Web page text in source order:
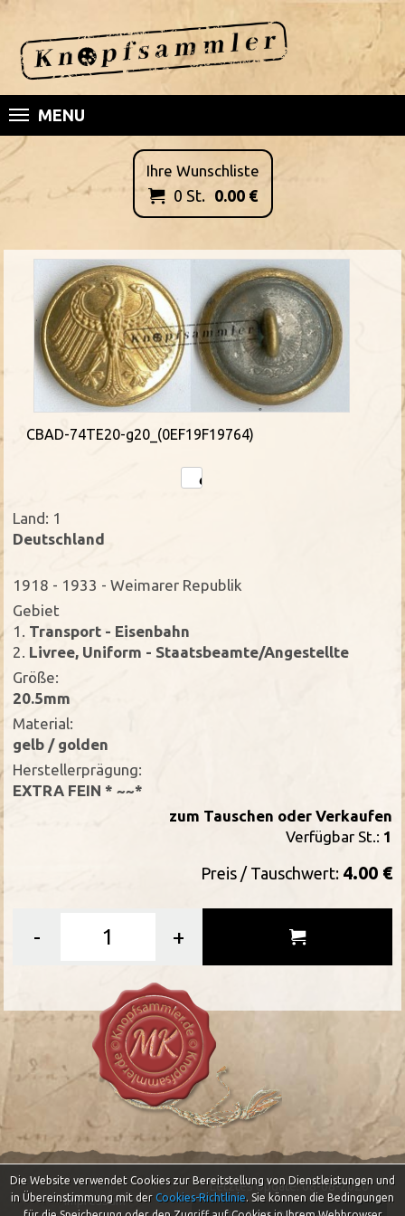
MENU
Ihre Wunschliste
 0 St. 0.00€
CBAD-74TE20-g20_(0EF19F19764)
Land: 1
Deutschland
1918 - 1933 - Weimarer Republik
Gebiet
1. Transport - Eisenbahn
2. Livree, Uniform - Staatsbeamte/Angestellte
Größe:
20.5mm
Material:
gelb / golden
Herstellerprägung:
EXTRA FEIN * ~~*
zum Tauschen oder Verkaufen
Verfügbar St.: 1
Preis / Tauschwert: 4.00 €
- +
Impressum
Letztes Update: 08-08-2026
Die Website verwendet Cookies zur Bereitstellung von Dienstleistungen und
in Übereinstimmung mit der Cookies-Richtlinie. Sie können die Bedingungen